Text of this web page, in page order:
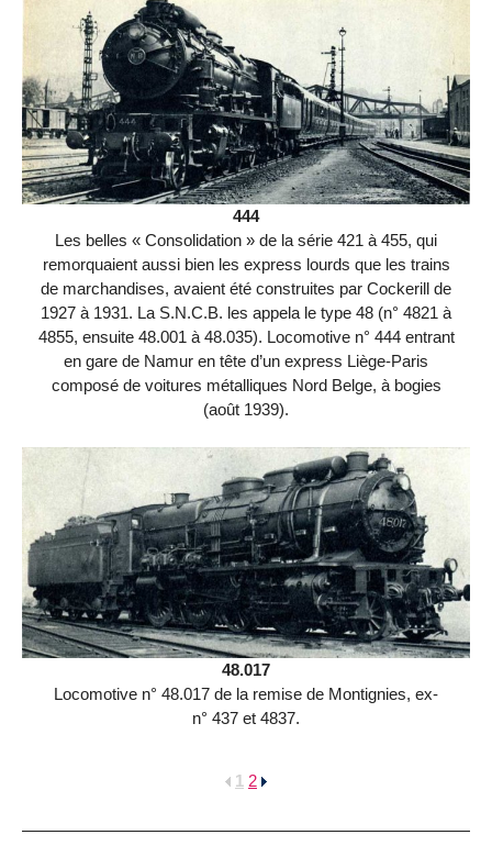
444
Les belles « Consolidation » de la série 421 à 455, qui
remorquaient aussi bien les express lourds que les trains
de marchandises, avaient été construites par Cockerill de
1927 à 1931. La S.N.C.B. les appela le type 48 (n° 4821 à
4855, ensuite 48.001 à 48.035). Locomotive n° 444 entrant
en gare de Namur en tête d’un express Liège-Paris
composé de voitures métalliques Nord Belge, à bogies
(août 1939).
48.017
Locomotive n° 48.017 de la remise de Montignies, ex-
n° 437 et 4837.
1 2